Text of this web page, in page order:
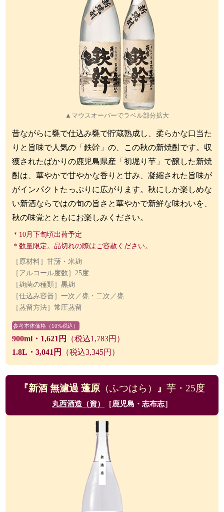
▲マウスオーバーでラベル部分拡大
昔ながらに甕で仕込み甕で貯蔵熟成し、柔らかな口当た
りと旨味で人気の「鉄幹」の、この秋の新焼酎です。収
獲されたばかりの鹿児島県産「初堀り芋」で醸した新焼
酎は、華やかで甘やかな香りと甘み、凝縮された旨味が
がインパクトたっぷりに広がります。 秋にしか楽しめな
い新酒ならではの旬の旨さと華やかで新鮮な味わいを、
秋の味覚とともにお楽しみください。
＊10月下旬頃出荷予定
＊数量限定。品切れの際はご容赦ください。
［原材料］甘藷・米麹
［アルコール度数］25度
［麹菌の種類］黒麹
［仕込み容器］一次／甕・二次／甕
［蒸留方法］常圧蒸留
参考本体価格（10%税込）
900ml・1,621円
（税込1,783円）
1.8L・3,041円
（税込3,345円）
『新酒 無濾過 蓬原 （ふつはら） 』 芋・25度
丸西酒造（資） ［鹿児島・志布志］